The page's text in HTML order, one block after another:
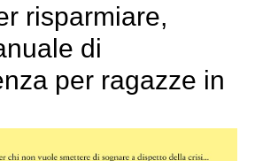
risparmiare,
di
per ragazze in